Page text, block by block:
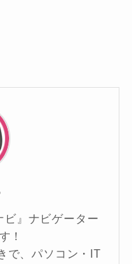
ビ』ナビゲーター
！
で、パソコン・IT